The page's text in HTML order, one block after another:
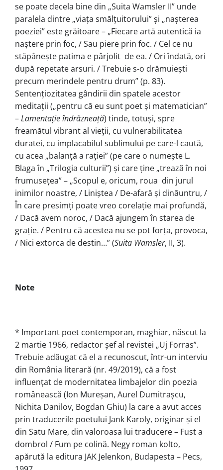
se poate decela bine din „Suita Wamsler II” unde
paralela dintre „viața smălțuitorului” şi „naşterea
poeziei” este grăitoare – „Fiecare artă autentică ia
naştere prin foc, / Sau piere prin foc. / Cel ce nu
stăpâneşte patima e pârjolit de ea. / Ori îndată, ori
după repetate arsuri. / Trebuie s-o drămuieşti
precum merindele pentru drum” (p. 83).
Sentențiozitatea gândirii din spatele acestor
meditații („pentru că eu sunt poet şi matematician”
–Lamentație îndrăzneață) tinde, totuşi, spre
freamătul vibrant al vieții, cu vulnerabilitatea
duratei, cu implacabilul sublimului pe care-l caută,
cu acea „balanță a rației” (pe care o numeşte L.
Blaga în „Trilogia culturii”) şi care ține „trează în noi
frumusețea” – „Scopul e, oricum, roua din jurul
inimilor noastre, / Liniştea / De-afară şi dinăuntru, /
În care presimți poate vreo corelație mai profundă,
/ Dacă avem noroc, / Dacă ajungem în starea de
grație. / Pentru că acestea nu se pot forța, provoca,
/ Nici extorca de destin…” (Suita Wamsler, II, 3).
Note
* Important poet contemporan, maghiar, născut la
2 martie 1966, redactor şef al revistei „Uj Forras”.
Trebuie adăugat că el a recunoscut, într-un interviu
din România literară (nr. 49/2019), că a fost
influențat de modernitatea limbajelor din poezia
românească (Ion Mureşan, Aurel Dumitraşcu,
Nichita Danilov, Bogdan Ghiu) la care a avut acces
prin traducerile poetului Jank Karoly, originar şi el
din Satu Mare, din valoroasa lui traducere – Fust a
dombrol / Fum pe colină. Negy roman kolto,
apărută la editura JAK Jelenkon, Budapesta – Pecs,